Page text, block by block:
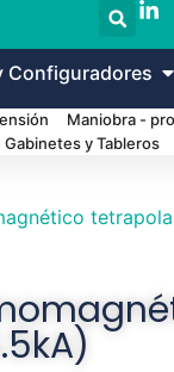
Configuradores
Maniobra -
Gabinetes y Tableros